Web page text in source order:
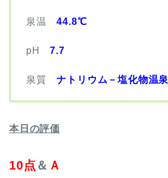
泉温44.8℃
pH7.7
泉質ナトリウム－塩化物温泉
本日の評価
10点 ＆ Ａ